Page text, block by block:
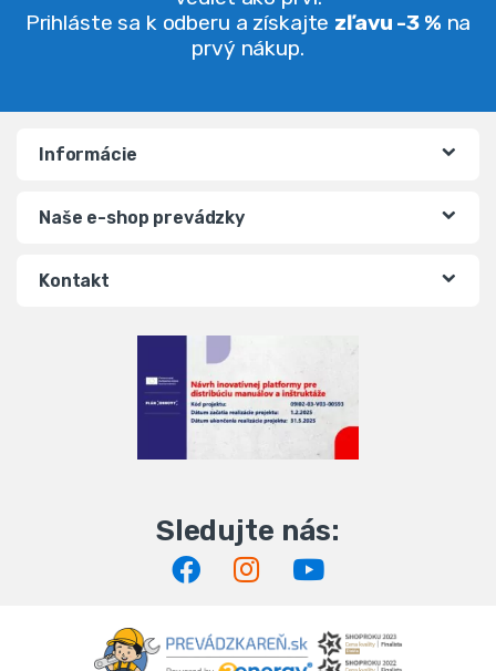
Prihláste sa k odberu a získajte zľavu -3 % na
prvý nákup.
Informácie
Naše e-shop prevádzky
Kontakt